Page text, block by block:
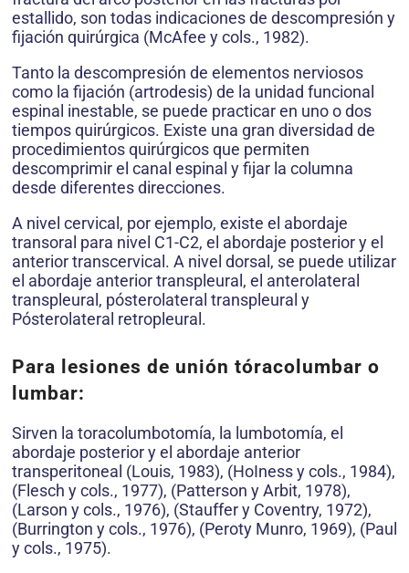
estallido, son todas indicaciones de descompresión y
fijación quirúrgica (McAfee y cols., 1982).
Tanto la descompresión de elementos nerviosos
como la fijación (artrodesis) de la unidad funcional
espinal inestable, se puede practicar en uno o dos
tiempos quirúrgicos. Existe una gran diversidad de
procedimientos quirúrgicos que permiten
descomprimir el canal espinal y fijar la columna
desde diferentes direcciones.
A nivel cervical, por ejemplo, existe el abordaje
transoral para nivel C1-C2, el abordaje posterior y el
anterior transcervical. A nivel dorsal, se puede utilizar
el abordaje anterior transpleural, el anterolateral
transpleural, pósterolateral transpleural y
Pósterolateral retropleural.
Para lesiones de unión tóracolumbar o
lumbar:
Sirven la toracolumbotomía, la lumbotomía, el
abordaje posterior y el abordaje anterior
transperitoneal (Louis, 1983), (HoIness y cols., 1984),
(Flesch y cols., 1977), (Patterson y Arbit, 1978),
(Larson y cols., 1976), (Stauffer y Coventry, 1972),
(Burrington y cols., 1976), (Peroty Munro, 1969), (Paul
y cols., 1975).